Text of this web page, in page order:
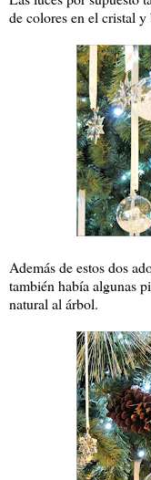
de colores en el cristal
Además de estos dos
también había algunas
natural al árbol.